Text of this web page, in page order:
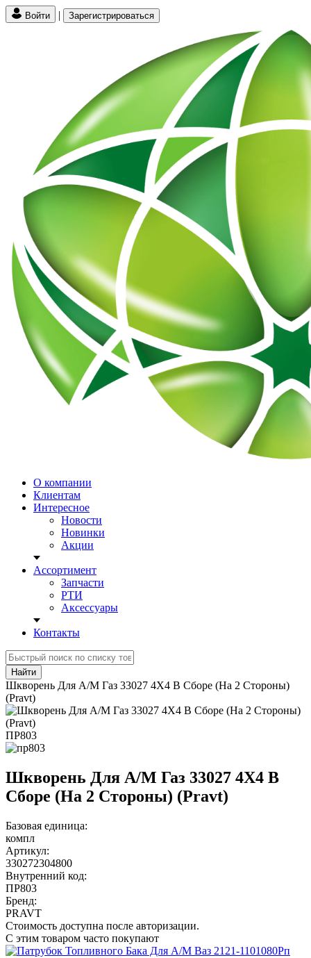
Войти | Зарегистрироваться
О компании
Клиентам
Интересное
Новости
Новинки
Акции
Ассортимент
Запчасти
РТИ
Аксессуары
Контакты
Найти
Шкворень Для А/М Газ 33027 4Х4 В Сборе (На 2 Стороны)
(Pravt)
ПР803
Шкворень Для А/М Газ 33027 4Х4 В
Сборе (На 2 Стороны) (Pravt)
Базовая единица:
компл
Артикул:
330272304800
Внутренний код:
ПР803
Бренд:
PRAVT
Стоимость доступна после авторизации.
С этим товаром часто покупают